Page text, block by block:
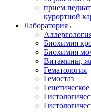
прием
курортной
Лаборатория
Биохимия
Биохимия
Витамины,
Гематология
Гемостаз